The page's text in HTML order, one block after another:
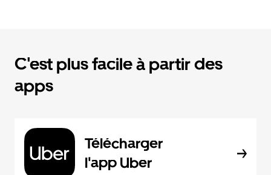
C'est plus facile à partir des
apps
Télécharger
l'app Uber